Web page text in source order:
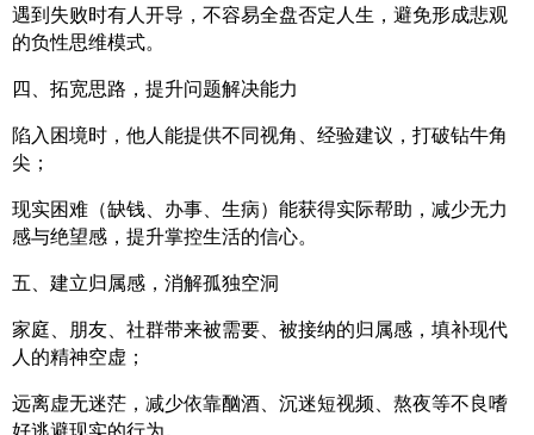
遇到失败时有人开导，不容易全盘否定人生，避免形成悲观
的负性思维模式。
四、拓宽思路，提升问题解决能力
陷入困境时，他人能提供不同视角、经验建议，打破钻牛角
尖；
现实困难（缺钱、办事、生病）能获得实际帮助，减少无力
感与绝望感，提升掌控生活的信心。
五、建立归属感，消解孤独空洞
家庭、朋友、社群带来被需要、被接纳的归属感，填补现代
人的精神空虚；
远离虚无迷茫，减少依靠酗酒、沉迷短视频、熬夜等不良嗜